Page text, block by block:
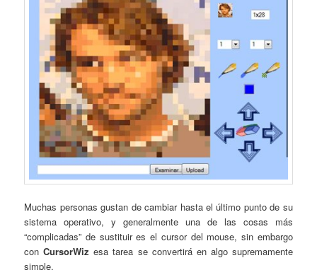
Muchas personas gustan de cambiar hasta el último punto de su
sistema operativo, y generalmente una de las cosas más
“complicadas” de sustituir es el cursor del mouse, sin embargo
conCursorWiz esa tarea se convertirá en algo supremamente
simple.